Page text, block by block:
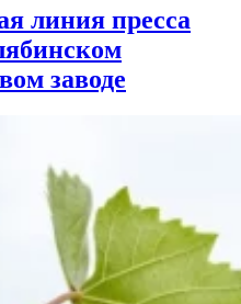
линия пресса
заводе